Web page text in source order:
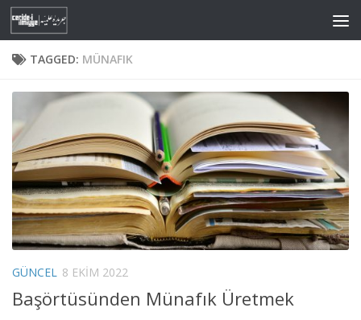
Skip to content
TAGGED: MÜNAFIK
GÜNCEL 8 EKIM 2022
Başörtüsünden Münafık Üretmek